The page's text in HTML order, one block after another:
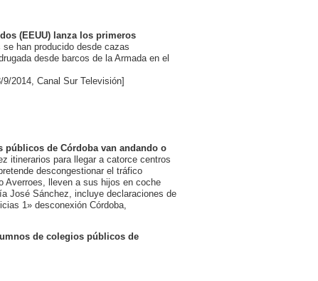
(EEUU) lanza los primeros
se han producido desde cazas
desde barcos de la Armada en el
2014, Canal Sur Televisión]
públicos de Córdoba van andando o
itinerarios para llegar a catorce centros
descongestionar el tráfico
Averroes, lleven a sus hijos en coche
José Sánchez, incluye declaraciones de
1» desconexión Córdoba,
de colegios públicos de